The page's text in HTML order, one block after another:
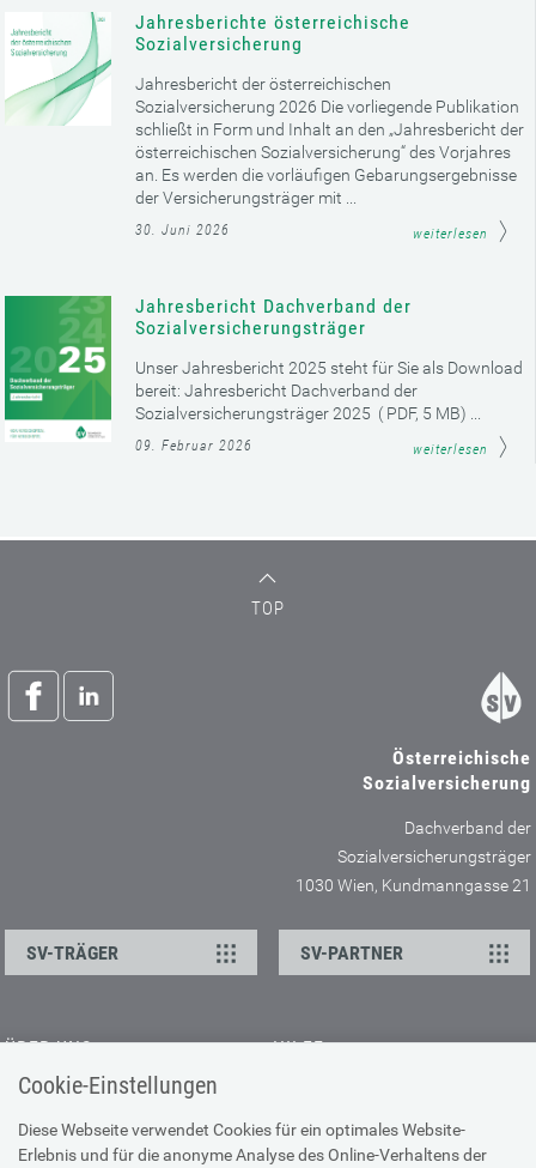
Cookie-Einstellungen
Diese Webseite verwendet Cookies für ein optimales Website-
Erlebnis und für die anonyme Analyse des Online-Verhaltens der
Jahresberichte österreichische
Sozialversicherung
Jahresbericht der österreichischen
Sozialversicherung 2026 Die vorliegende Publikation
schließt in Form und Inhalt an den „Jahresbericht der
österreichischen Sozialversicherung“ des Vorjahres
an. Es werden die vorläufigen Gebarungsergebnisse
der Versicherungsträger mit ...
30. Juni 2026 weiterlesen
Jahresbericht Dachverband der
Sozialversicherungsträger
Unser Jahresbericht 2025 steht für Sie als Download
bereit: Jahresbericht Dachverband der
Sozialversicherungsträger 2025 ( PDF, 5 MB) ...
09. Februar 2026 weiterlesen
TOP
Österreichische
Sozialversicherung
Dachverband der
Sozialversicherungsträger
1030 Wien, Kundmanngasse 21
SV-TRÄGER SV-PARTNER
ÜBER UNS
Kontakt
Offene Stellen
Presse
HILFE
Browser-Info & Sicherheit
Hilfe zur Suche